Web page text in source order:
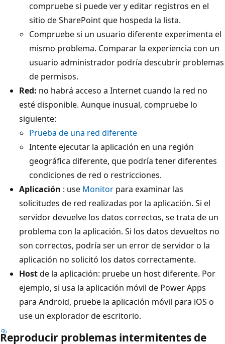
compruebe si puede ver y editar registros en el
sitio de SharePoint que hospeda la lista.
Compruebe si un usuario diferente experimenta el
mismo problema. Comparar la experiencia con un
usuario administrador podría descubrir problemas
de permisos.
Red: no habrá acceso a Internet cuando la red no
esté disponible. Aunque inusual, compruebe lo
siguiente:
Prueba de una red diferente
Intente ejecutar la aplicación en una región
geográfica diferente, que podría tener diferentes
condiciones de red o restricciones.
Aplicación : use Monitor para examinar las
solicitudes de red realizadas por la aplicación. Si el
servidor devuelve los datos correctos, se trata de un
problema con la aplicación. Si los datos devueltos no
son correctos, podría ser un error de servidor o la
aplicación no solicitó los datos correctamente.
Hostde la aplicación: pruebe un host diferente. Por
ejemplo, si usa la aplicación móvil de Power Apps
para Android, pruebe la aplicación móvil para iOS o
use un explorador de escritorio.
Reproducir problemas intermitentes de